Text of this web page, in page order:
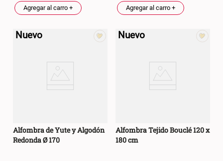
S/ 169.00 S/ 39.90
Canasto Bambú
Agregar al carro + Agregar al carro +
Nuevo
Alfombra de Yute y Algodón
Redonda Ø 170
Nuevo
Alfombra Tejido Bouclé 120 x
180 cm